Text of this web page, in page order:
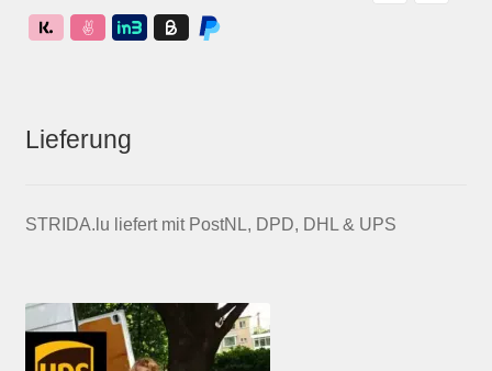
Lieferung
STRIDA.lu liefert mit PostNL, DPD, DHL & UPS